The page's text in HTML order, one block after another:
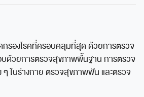
รองโรคที่ครอบคลุมที่สุด ด้วยการตรวจ
บด้วยการตรวจสุขภาพพื้นฐาน การตรวจ
ๆ ในร่างกาย ตรวจสุขภาพฟัน และตรวจ